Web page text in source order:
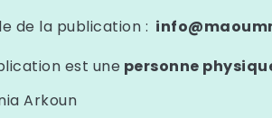
de la publication :
est une personne
Arkoun